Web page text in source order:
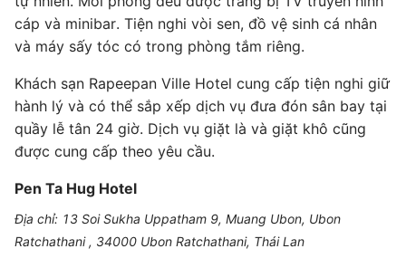
cáp và minibar. Tiện nghi vòi sen, đồ vệ sinh cá nhân
và máy sấy tóc có trong phòng tắm riêng.
Khách sạn Rapeepan Ville Hotel cung cấp tiện nghi giữ
hành lý và có thể sắp xếp dịch vụ đưa đón sân bay tại
quầy lễ tân 24 giờ. Dịch vụ giặt là và giặt khô cũng
được cung cấp theo yêu cầu.
Pen Ta Hug Hotel
Địa chỉ: 13 Soi Sukha Uppatham 9, Muang Ubon, Ubon
Ratchathani , 34000 Ubon Ratchathani, Thái Lan